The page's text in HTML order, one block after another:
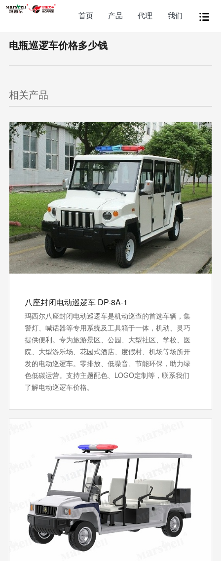
首页 产品 代理 我们
电瓶巡逻车价格多少钱
相关产品
八座封闭电动巡逻车 DP-8A-1
玛西尔八座封闭电动巡逻车是机动巡查的首选车辆，集
警灯、喊话器等专用系统及工具箱于一体，机动、灵巧
提供便利。专为旅游景区、公园、大型社区、学校、医
院、大型游乐场、花园式酒店、度假村、机场等场所开
发的电动巡逻车。零排放、低噪音、节能环保‌，助力绿
色低碳运营。支持‌主题配色、LOGO定制等，联系我们
了解电动巡逻车价格。